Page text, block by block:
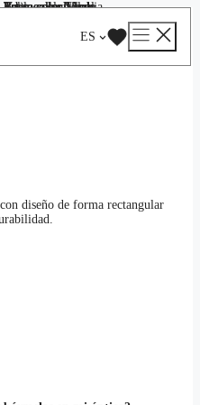
ES
diseño de forma rectangular